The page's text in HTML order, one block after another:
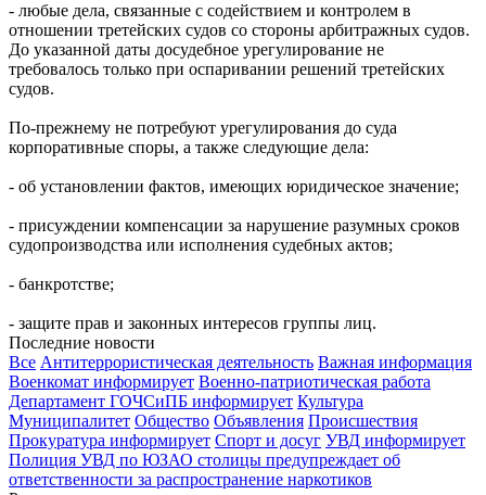
- любые дела, связанные с содействием и контролем в
отношении третейских судов со стороны арбитражных судов.
До указанной даты досудебное урегулирование не
требовалось только при оспаривании решений третейских
судов.
По-прежнему не потребуют урегулирования до суда
корпоративные споры, а также следующие дела:
- об установлении фактов, имеющих юридическое значение;
- присуждении компенсации за нарушение разумных сроков
судопроизводства или исполнения судебных актов;
- банкротстве;
- защите прав и законных интересов группы лиц.
Последние новости
Все Антитеррористическая деятельность Важная информация
Военкомат информирует Военно-патриотическая работа
Департамент ГОЧСиПБ информирует Культура
Муниципалитет Общество Объявления Происшествия
Прокуратура информирует Спорт и досуг УВД информирует
Полиция УВД по ЮЗАО столицы предупреждает об
ответственности за распространение наркотиков